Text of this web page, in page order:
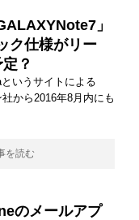
」
ク仕様がリー
？
いうサイトによる
から2016年8月内にも
を読む
のメールアプ